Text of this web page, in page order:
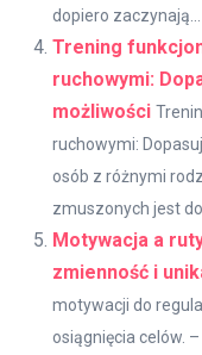
dopiero zaczynają...
Trening
ruchowymi:
możliwości
ruchowymi:
osób z różnymi
zmuszonych jest
Motywacja a
zmienność i
motywacji do
osiągnięcia celów.